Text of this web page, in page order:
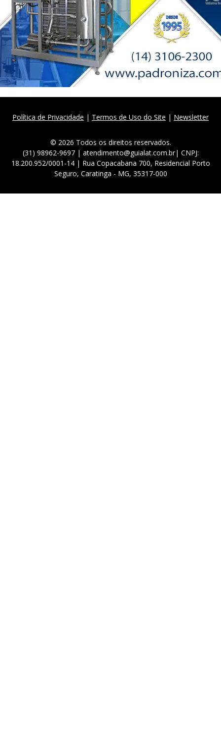
Política de Privacidade | Termos de Uso do Site | Newsletter
© 2026 Todos os direitos reservados.
(31) 98962-9697 | atendimento@guialat.com.br| CNPJ:
18.200.952/0001-14 | Rua Copacabana 700, Residencial Porto
Seguro, Caratinga - MG, 35317-000